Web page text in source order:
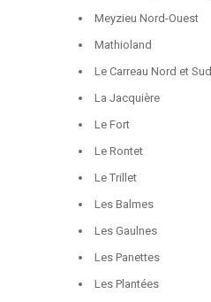
Meyzieu Nord-Ouest
Mathioland
Le Carreau Nord et Sud
La Jacquière
Le Fort
Le Rontet
Le Trillet
Les Balmes
Les Gaulnes
Les Panettes
Les Plantées